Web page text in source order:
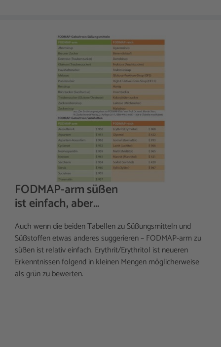
FODMAP-arm süßen
ist einfach, aber…
Auch wenn die beiden Tabellen zu Süßungsmitteln und
Süßstoffen etwas anderes suggerieren – FODMAP-arm zu
süßen ist relativ einfach. Erythrit/Erythritol ist neueren
Erkenntnissen folgend in kleinen Mengen möglicherweise
als grün zu bewerten.